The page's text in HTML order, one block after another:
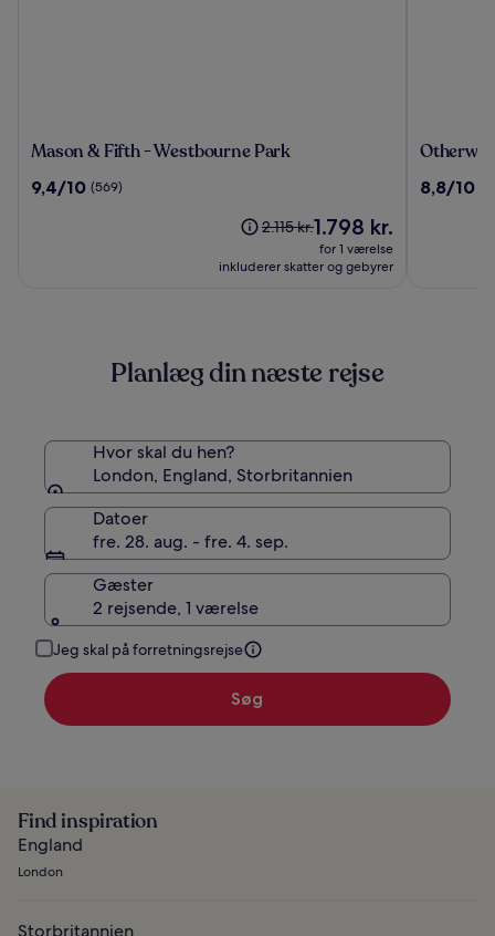
Mason
Fifth
Mason & Fifth - Westbourne Park
9.4
9,4/10 (569)
Prisen
2.115 kr.,
standardprisen
2.115 kr.Prisen
er
1.798 kr.
1.798 kr.
for 1 værelse
inkluderer skatter og gebyrer
Pod
8.8
8,8/10
Planlæg din næste rejse
Hvor skal du hen?
London, England, Storbritannien
Datoer
fre. 28. aug. - fre. 4. sep.
Gæster
2 rejsende, 1 værelse
Jeg skal på forretningsrejse
Søg
Find inspiration
England
London
Storbritannien